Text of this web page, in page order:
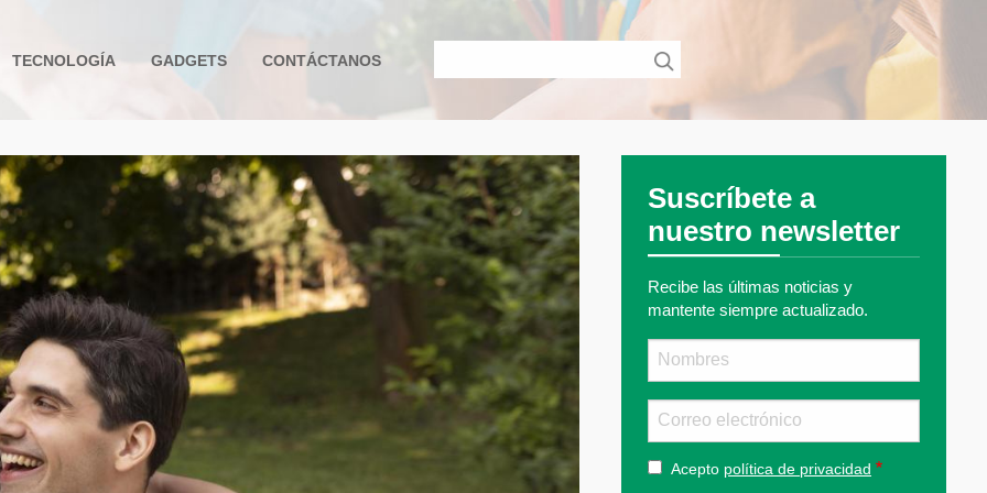
TECNOLOGÍA GADGETS CONTÁCTANOS
Suscríbete a
nuestro newsletter
Recibe las últimas noticias y
mantente siempre actualizado.
Acepto política de privacidad